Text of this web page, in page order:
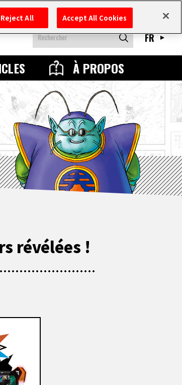
À PROPOS
FR
révélées !
Reject All Accept All Cookies